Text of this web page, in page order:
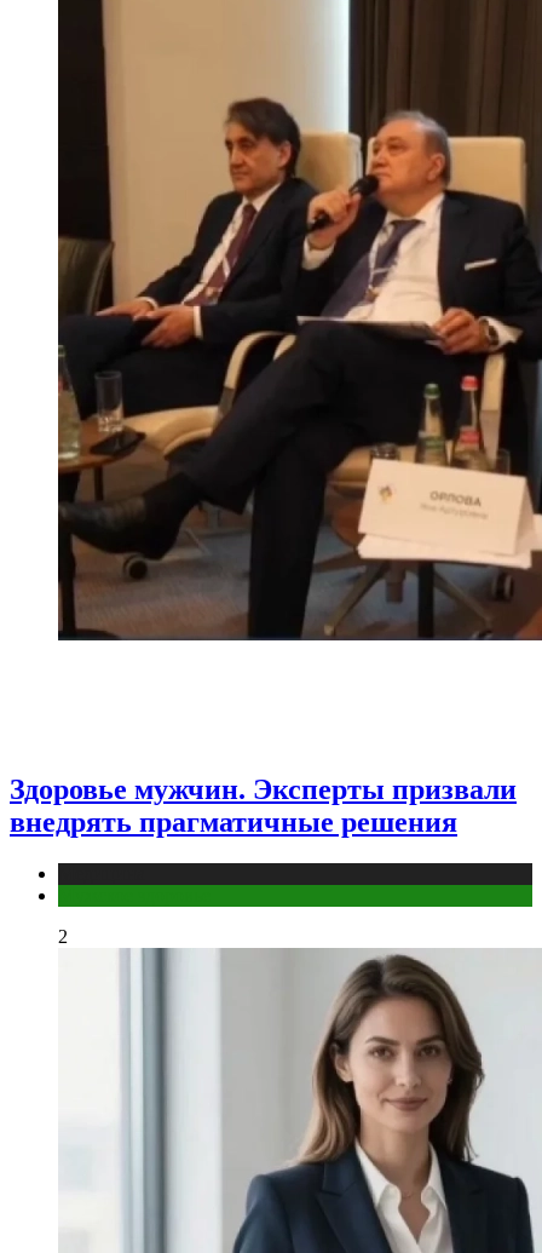
Здоровье мужчин. Эксперты призвали
внедрять прагматичные решения
2